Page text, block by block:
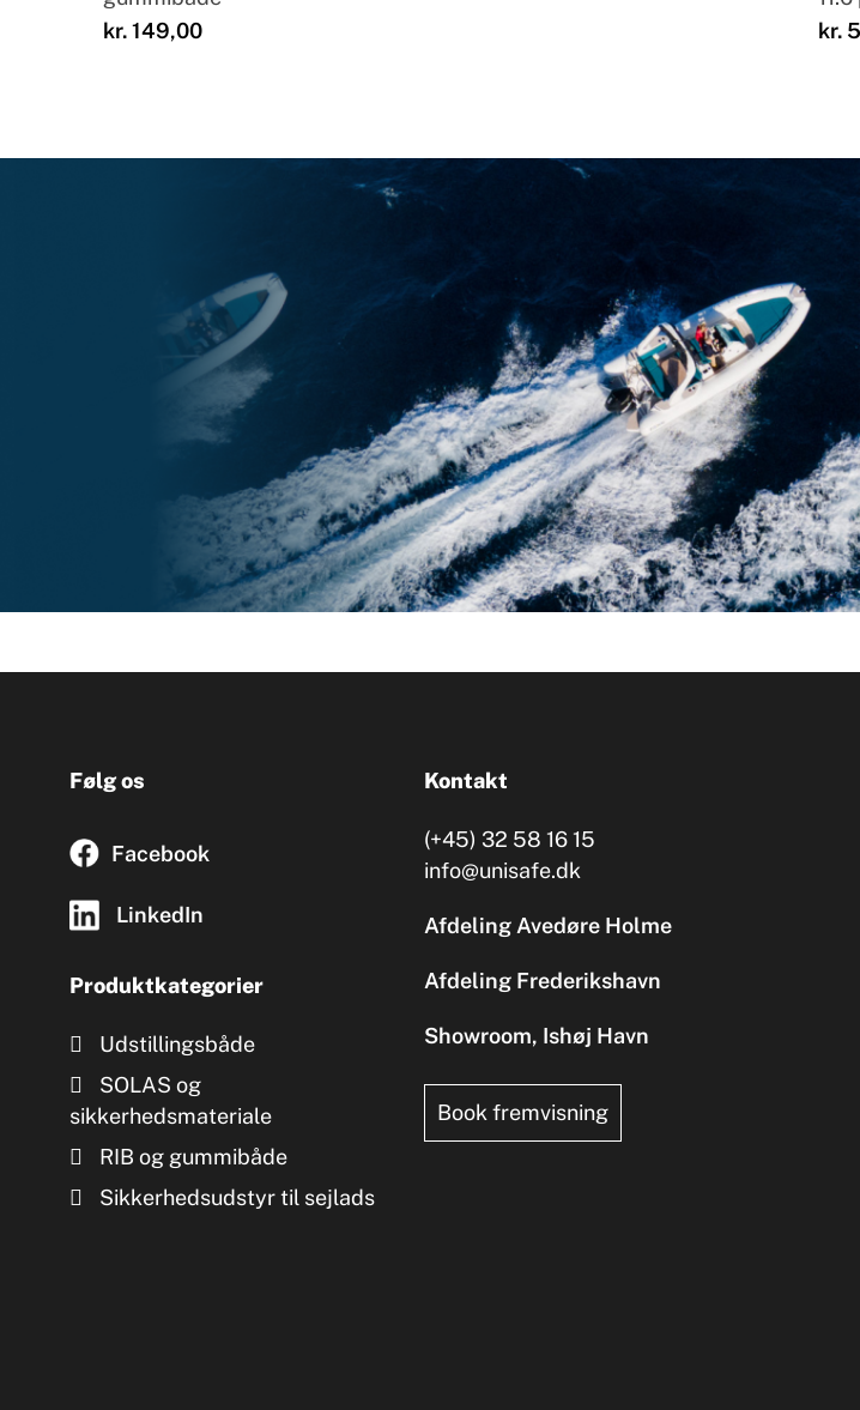
kr.149,00
kr.
Følg os
Facebook
LinkedIn
Produktkategorier
Udstillingsbåde
SOLAS og
sikkerhedsmateriale
RIB og gummibåde
Sikkerhedsudstyr til sejlads
Kontakt
(+45) 32 58 16 15
info@unisafe.dk
Afdeling Avedøre Holme
Afdeling Frederikshavn
Showroom, Ishøj Havn
Book fremvisning